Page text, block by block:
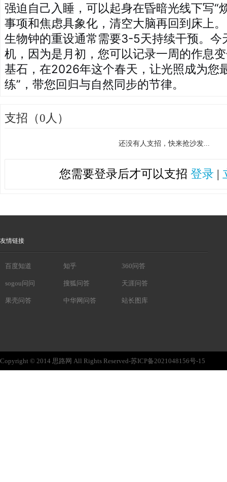
强迫自己入睡，可以起身在昏暗光线下写“
事项和焦虑具象化，清空大脑再回到床上。
生物钟的重设通常需要3-5天持续干预。今
机，因为是月初，您可以记录一周的作息
基石，在2026年这个春天，让光照成为您
练”，带您回归与自然同步的节律。
支招（0人）
还没有人支招，快来抢沙发...
您需要登录后才可以支招 登录 |
友情链接
百度知道 知乎 360问答
sogou问问 搜狐问答 天涯问答
果壳问答 中华网问答 站长图库
Copyright © 2014 思路网 All Rights Reserved-苏ICP备2021048156号-15